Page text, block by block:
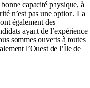
capacité physique, à
n’est pas une option. La
également des
ayant de l’expérience
sommes ouverts à toutes
l’Ouest de l’Île de